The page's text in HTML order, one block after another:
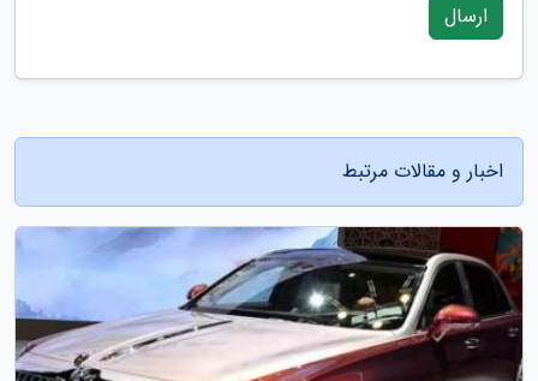
ارسال
اخبار و مقالات مرتبط